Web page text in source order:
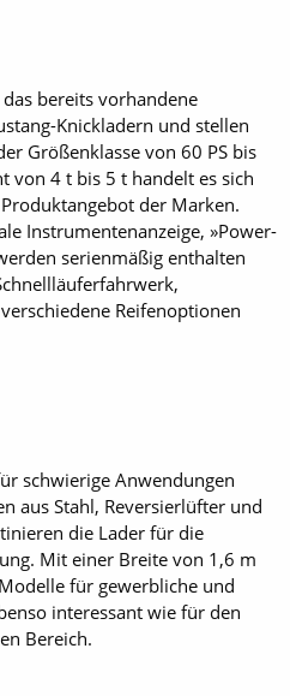
bereits vorhandene
Knickladern und stellen
Größenklasse von 60 PS bis
von 4 t bis 5 t handelt es sich
der Marken.
Instrumentenanzeige, »Power-
serienmäßig enthalten
Reifenoptionen
schwierige Anwendungen
aus Stahl, Reversierlüfter und
die Lader für die
Mit einer Breite von 1,6 m
für gewerbliche und
interessant wie für den
Bereich.